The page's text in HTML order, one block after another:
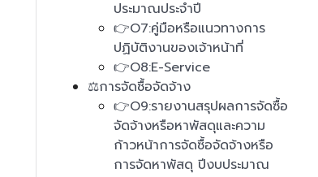
ประมาณประจำปี
👉O7:คู่มือหรือแนวทางการ
ปฏิบัติงานของเจ้าหน้าที่
👉O8:E-Service
⚖️การจัดซื้อจัดจ้าง
👉O9:รายงานสรุปผลการจัดซื้อ
จัดจ้างหรือหาพัสดุและความ
ก้าวหน้าการจัดซื้อจัดจ้างหรือ
การจัดหาพัสดุ ปีงบประมาณ